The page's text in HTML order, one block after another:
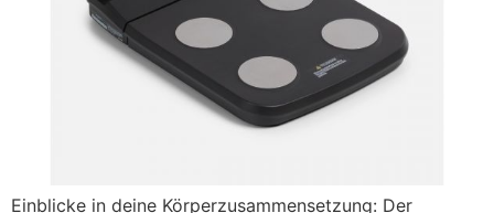
Einblicke in deine Körperzusammensetzung: Der